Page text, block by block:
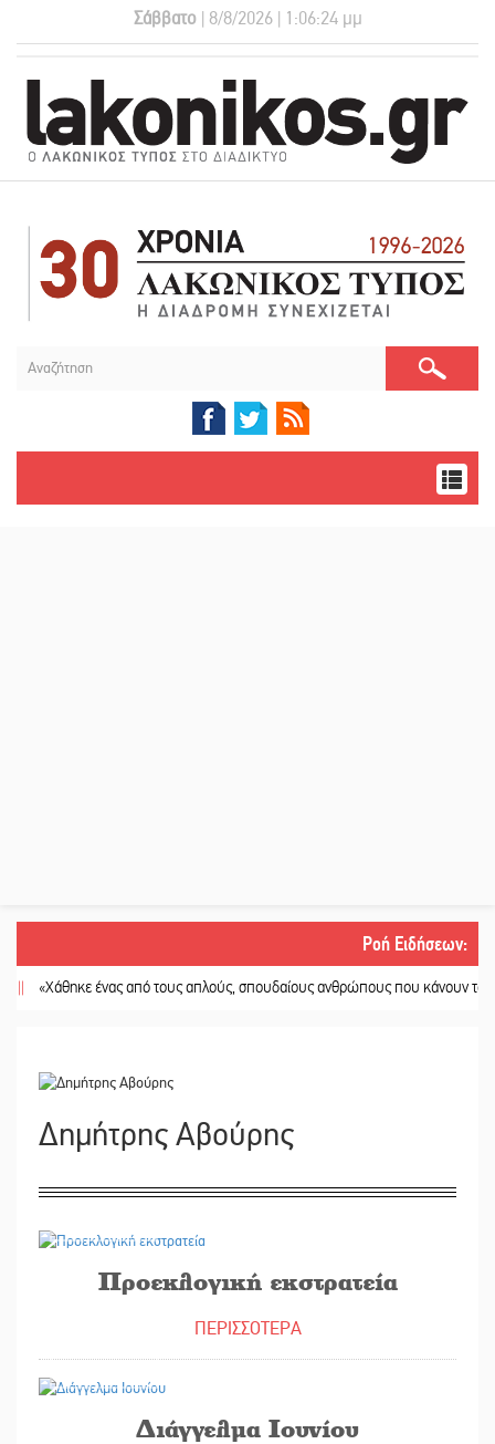
Σάββατο| 8/8/2026 | 1:06:25 μμ
Ροή Ειδήσεων:
ένας από τους απλούς, σπουδαίους ανθρώπους που κάνουν τον κόσμο
Δημήτρης Αβούρης
Προεκλογική εκστρατεία
ΠΕΡΙΣΣΟΤΕΡΑ
Διάγγελμα Ιουνίου